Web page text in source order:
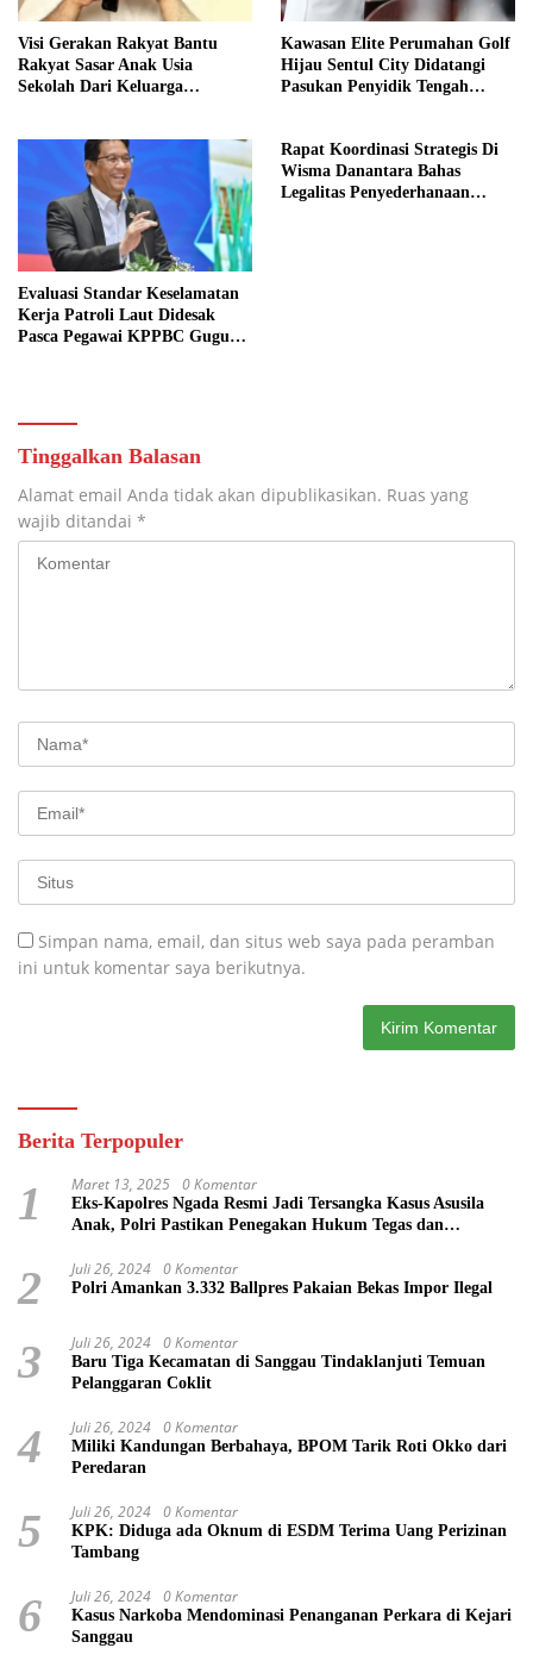
Visi Gerakan Rakyat Bantu
Rakyat Sasar Anak Usia
Sekolah Dari Keluarga
Kawasan Elite Perumahan Golf
Hijau Sentul City Didatangi
Pasukan Penyidik Tengah
Evaluasi Standar Keselamatan
Kerja Patroli Laut Didesak
Pasca Pegawai KPPBC Gugur
Rapat Koordinasi Strategis Di
Wisma Danantara Bahas
Legalitas Penyederhanaan
Tinggalkan Balasan
Alamat email Anda tidak akan dipublikasikan. Ruas yang
wajib ditandai *
Simpan nama, email, dan situs web saya pada peramban
ini untuk komentar saya berikutnya.
Berita Terpopuler
1 Maret 13, 2025 0 Komentar
Eks-Kapolres Ngada Resmi Jadi Tersangka Kasus Asusila
Anak, Polri Pastikan Penegakan Hukum Tegas dan
2 Juli 26, 2024 0 Komentar
Polri Amankan 3.332 Ballpres Pakaian Bekas Impor Ilegal
3 Juli 26, 2024 0 Komentar
Baru Tiga Kecamatan di Sanggau Tindaklanjuti Temuan
Pelanggaran Coklit
4 Juli 26, 2024 0 Komentar
Miliki Kandungan Berbahaya, BPOM Tarik Roti Okko dari
Peredaran
5 Juli 26, 2024 0 Komentar
KPK: Diduga ada Oknum di ESDM Terima Uang Perizinan
Tambang
6 Juli 26, 2024 0 Komentar
Kasus Narkoba Mendominasi Penanganan Perkara di Kejari
Sanggau